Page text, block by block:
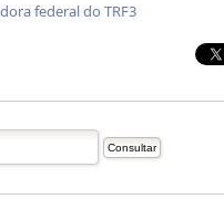
federal do TRF3